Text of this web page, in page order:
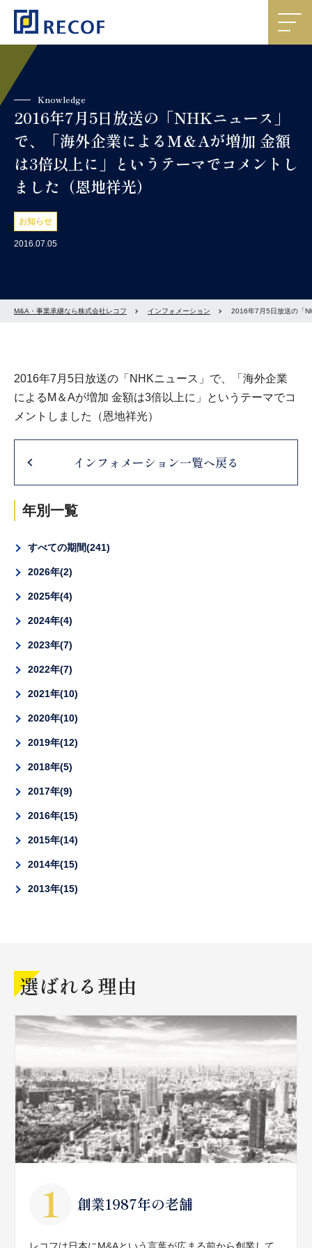
Knowledge
2016年7月5日放送の「NHKニュース」
で、「海外企業によるM＆Aが増加 金額
は3倍以上に」というテーマでコメントし
ました（恩地祥光）
お知らせ
2016.07.05
M&A・事業承継なら株式会社レコフ インフォメーション 2016年7月5日放送の「
2016年7月5日放送の「NHKニュース」で、「海外企業
によるM＆Aが増加 金額は3倍以上に」というテーマでコ
メントしました（恩地祥光）
インフォメーション一覧へ戻る
年別一覧
すべての期間 241
2026年 2
2025年 4
2024年 4
2023年 7
2022年 7
2021年 10
2020年 10
2019年 12
2018年 5
2017年 9
2016年 15
2015年 14
2014年 15
2013年 15
選ばれる理由
創業1987年の老舗